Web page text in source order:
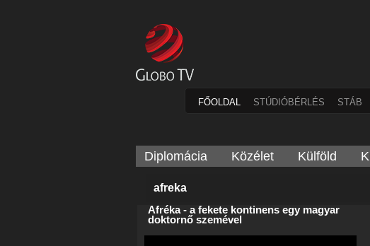
FŐOLDAL STÚDIÓBÉRLÉS STÁB
Diplomácia Közélet Külföld
afreka
Afréka - a fekete kontinens egy magyar
doktornő szemével